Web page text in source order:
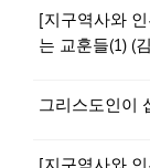
[지구역사와
는 교훈들(1) (
그리스도인이